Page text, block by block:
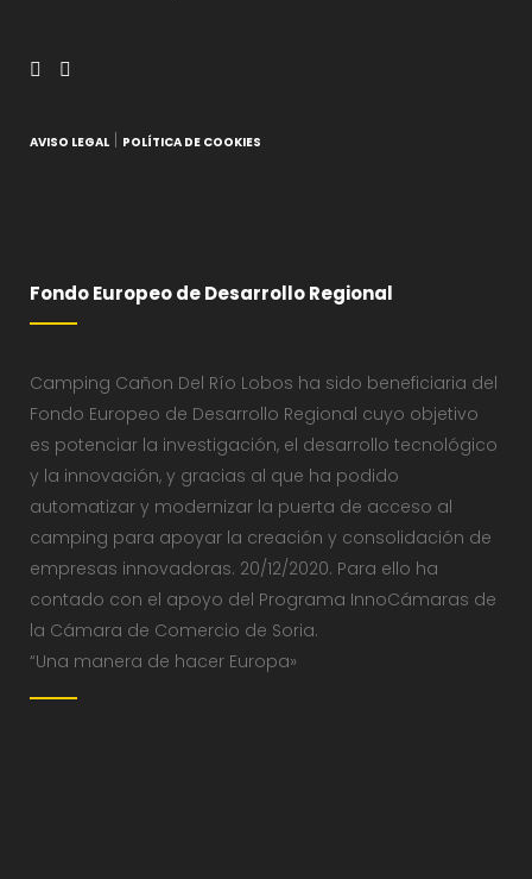
AVISO LEGAL POLÍTICA DE COOKIES
Fondo Europeo de Desarrollo Regional
Camping Cañon Del Río Lobos ha sido beneficiaria del
Fondo Europeo de Desarrollo Regional cuyo objetivo
es potenciar la investigación, el desarrollo tecnológico
y la innovación, y gracias al que ha podido
automatizar y modernizar la puerta de acceso al
camping para apoyar la creación y consolidación de
empresas innovadoras. 20/12/2020. Para ello ha
contado con el apoyo del Programa InnoCámaras de
la Cámara de Comercio de Soria.
“Una manera de hacer Europa»